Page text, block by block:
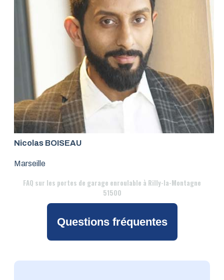
Nicolas BOISEAU
Marseille
FAQ sur les portes de garage enroulable à Rilly-la-Montagne
51500
Questions fréquentes